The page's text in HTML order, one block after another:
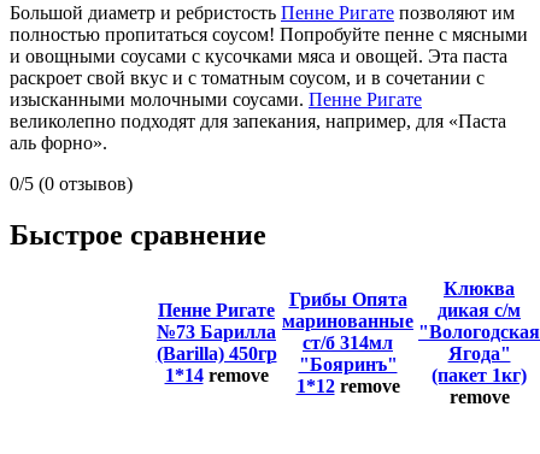
Большой диаметр и ребристость Пенне Ригате позволяют им
полностью пропитаться соусом! Попробуйте пенне с мясными
и овощными соусами с кусочками мяса и овощей. Эта паста
раскроет свой вкус и с томатным соусом, и в сочетании с
изысканными молочными соусами. Пенне Ригате
великолепно подходят для запекания, например, для «Паста
аль форно».
0/5 (0 отзывов)
Быстрое сравнение
Пенне Ригате
№73 Барилла
(Barilla) 450гр
1*14 remove
Грибы Опята
маринованные
ст/б 314мл
"Бояринъ"
1*12 remove
Клюква
дикая с/м
"Вологодская
Ягода"
(пакет 1кг)
remove